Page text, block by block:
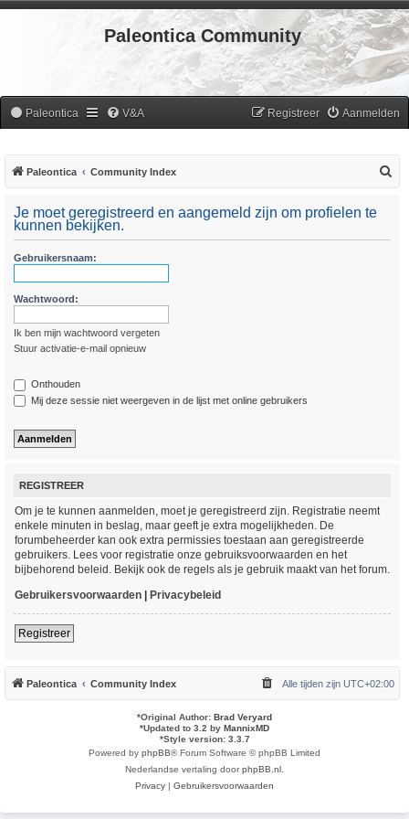
Paleontica Community
Paleontica V&A Aanmelden
Registreer
Paleontica Community Index
Je moet geregistreerd en aangemeld zijn om profielen te
kunnen bekijken.
Gebruikersnaam:
Wachtwoord:
Ik ben mijn wachtwoord vergeten
Stuur activatie-e-mail opnieuw
Onthouden
Mij deze sessie niet weergeven in de lijst met online gebruikers
REGISTREER
Om je te kunnen aanmelden, moet je geregistreerd zijn. Registratie neemt
enkele minuten in beslag, maar geeft je extra mogelijkheden. De
forumbeheerder kan ook extra permissies toestaan aan geregistreerde
gebruikers. Lees voor registratie onze gebruiksvoorwaarden en het
bijbehorend beleid. Bekijk ook de regels als je gebruik maakt van het forum.
Gebruikersvoorwaarden | Privacybeleid
Registreer
Paleontica Community Index Alle tijden zijn UTC+02:00
*Original Author: Brad Veryard
*Updated to 3.2 by MannixMD
*Style version: 3.3.7
Powered by phpBB® Forum Software © phpBB Limited
Nederlandse vertaling doorphpBB.nl
Privacy | Gebruikersvoorwaarden